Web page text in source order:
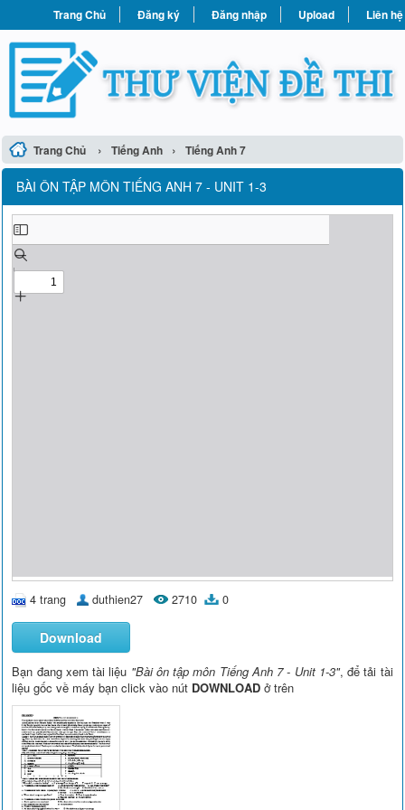
Trang Chủ Đăng ký Đăng nhập Upload Liên hệ
Trang Chủ › Tiếng Anh › Tiếng Anh 7
BÀI ÔN TẬP MÔN TIẾNG ANH 7 - UNIT 1-3
4 trang duthien27 2710 0
Download
Bạn đang xem tài liệu "Bài ôn tập môn Tiếng Anh 7 - Unit 1-3", để tải tài
liệu gốc về máy bạn click vào nút DOWNLOAD ở trên